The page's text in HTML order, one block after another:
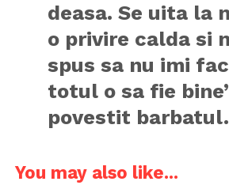
deasa. Se uita la
o privire calda si
spus sa nu imi
totul o sa fie
povestit barbatul.
You may also like...